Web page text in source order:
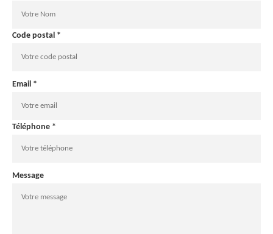
Code postal *
Email *
Téléphone *
Message